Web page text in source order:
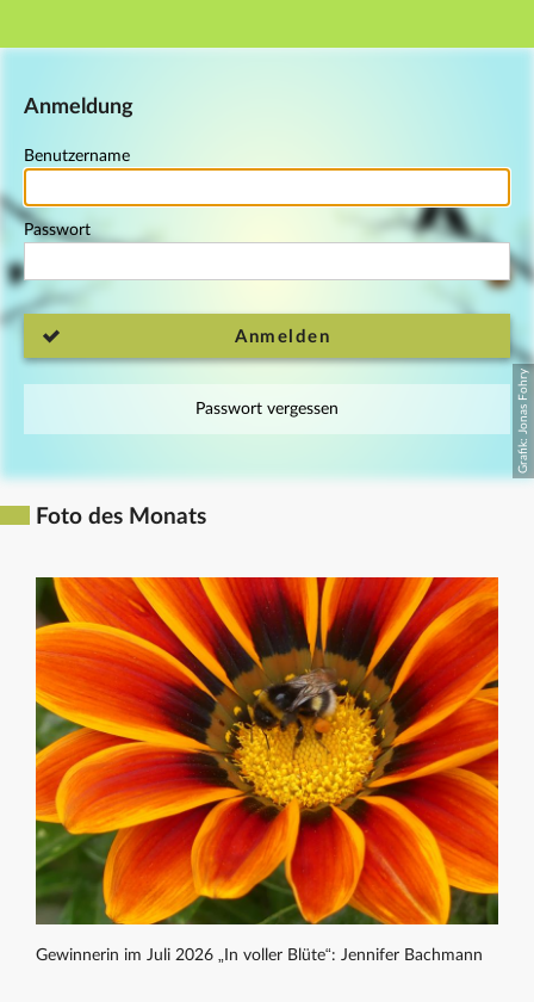
Hauptnavigation
Anmeldung
Benutzername
Passwort
Anmelden
Passwort vergessen
Foto des Monats
Gewinnerin im Juli 2026 „In voller Blüte“: Jennifer Bachmann